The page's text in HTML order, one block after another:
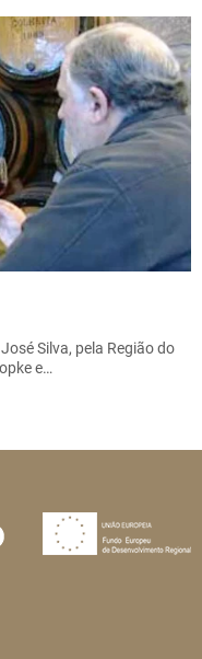
Silva, pela Região do
e…